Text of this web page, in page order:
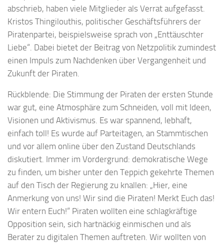
abschrieb, haben viele Mitglieder als Verrat aufgefasst.
Kristos Thingilouthis, politischer Geschäftsführers der
Piratenpartei, beispielsweise sprach von „Enttäuschter
Liebe“. Dabei bietet der Beitrag von Netzpolitik zumindest
einen Impuls zum Nachdenken über Vergangenheit und
Zukunft der Piraten.
Rückblende: Die Stimmung der Piraten der ersten Stunde
war gut, eine Atmosphäre zum Schneiden, voll mit Ideen,
Visionen und Aktivismus. Es war spannend, lebhaft,
einfach toll! Es wurde auf Parteitagen, an Stammtischen
und vor allem online über den Zustand Deutschlands
diskutiert. Immer im Vordergrund: demokratische Wege
zu finden, um bisher unter den Teppich gekehrte Themen
auf den Tisch der Regierung zu knallen: „Hier, eine
Anmerkung von uns! Wir sind die Piraten! Merkt Euch das!
Wir entern Euch!“ Piraten wollten eine schlagkräftige
Opposition sein, sich hartnäckig einmischen und als
Berater zu digitalen Themen auftreten. Wir wollten von